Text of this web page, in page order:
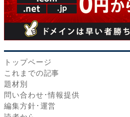
トップページ
これまでの記事
題材別
問い合わせ･情報提供
編集方針･運営